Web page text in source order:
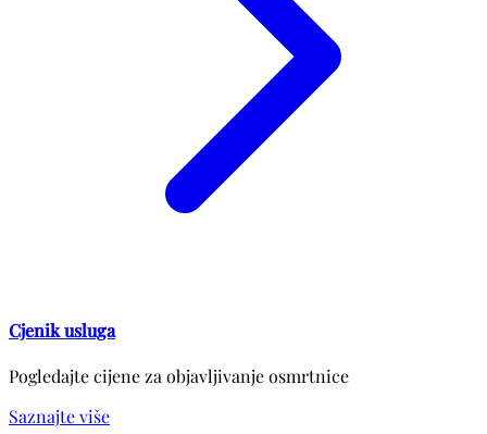
Cjenik usluga
Pogledajte cijene za objavljivanje osmrtnice
Saznajte više